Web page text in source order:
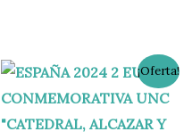
¡Oferta!
El
precio
original
era:
12,00 €.
El
precio
actual
es:
9,95 €.